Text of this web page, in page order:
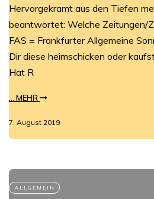
Hervorgekramt aus den Tiefen
beantwortet: Welche Zeitungen/
FAS = Frankfurter Allgemeine
Dir diese heimschicken oder
Hat R
... MEHR
7. August 2019